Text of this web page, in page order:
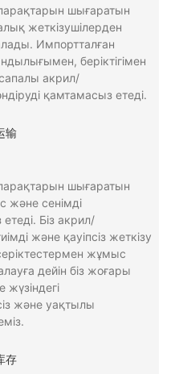
шығаратын
жеткізушілерден
Импортталған
беріктігімен
акрил/
қамтамасыз етеді.
шығаратын
және сенімді
Біз акрил/
және қауіпсіз жеткізу
жұмыс
дейін біз жоғары
жүзіндегі
және уақтылы